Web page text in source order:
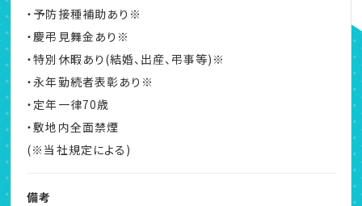
・予防接種補助あり※
・慶弔見舞金あり※
・特別休暇あり(結婚、出産、弔事等)※
・永年勤続者表彰あり※
・定年一律70歳
・敷地内全面禁煙
(※当社規定による)
備考